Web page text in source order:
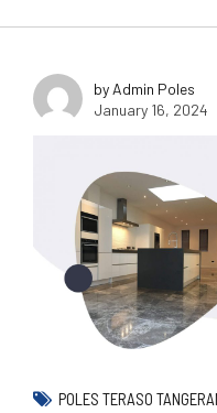
by Admin Poles
January 16, 2024
POLES TERASO